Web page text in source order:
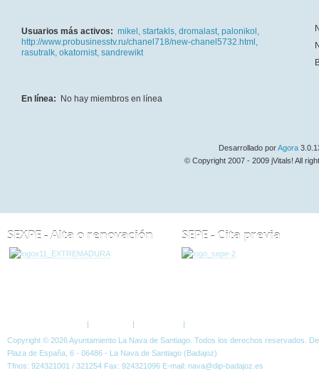
Usuarios más activos: mikel, startakls, dromalast, palonikol,
http://www.probusinesstv.ru/chanel718/new-chanel5732.html,
rasutralk, okatornist, sandrewikt
En línea: No hay miembros en línea
Desarrollado porAgora
© Copyright 2007 - 2009 jVitals! All
SEXPE - Alta o renovación SEPE - Cita previa
| | |
Copyright © 2026 Ayuntamiento La Nava de Santiago. Todos los derechos reservados.
Plaza de España, 6 - 06486 - La Nava de Santiago (Badajoz)
Tfnos: 924321001 / 321254 Fax: 924321096 E-mail: nava@dip-badajoz.es